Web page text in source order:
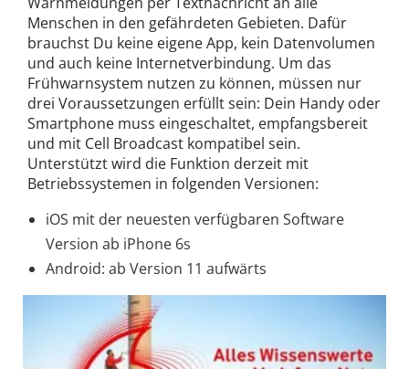
Menschen in den gefährdeten Gebieten. Dafür
brauchst Du keine eigene App, kein Datenvolumen
und auch keine Internetverbindung. Um das
Frühwarnsystem nutzen zu können, müssen nur
drei Voraussetzungen erfüllt sein: Dein Handy oder
Smartphone muss eingeschaltet, empfangsbereit
und mit Cell Broadcast kompatibel sein.
Unterstützt wird die Funktion derzeit mit
Betriebssystemen in folgenden Versionen:
iOS mit der neuesten verfügbaren Software
Version ab iPhone 6s
Android: ab Version 11 aufwärts